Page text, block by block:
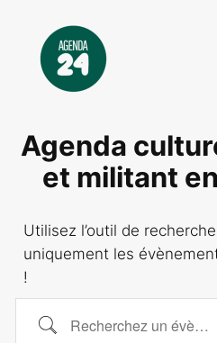
Agenda
et militant
Utilisez l’outil de
uniquement les
!
Recherchez un évènement ici !